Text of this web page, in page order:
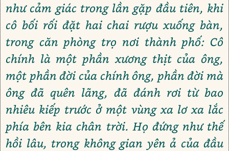
như cảm giác trong lần gặp đầu tiên, khi
cô bối rối đặt hai chai rượu xuống bàn,
trong căn phòng trọ nơi thành phố: Cô
chính là một phần xương thịt của ông,
một phần đời của chính ông, phần đời mà
ông đã quên lãng, đã đánh rơi từ bao
nhiêu kiếp trước ở một vùng xa lơ xa lắc
phía bên kia chân trời. Họ đứng như thế
hồi lâu, trong không gian yên ả của đầu